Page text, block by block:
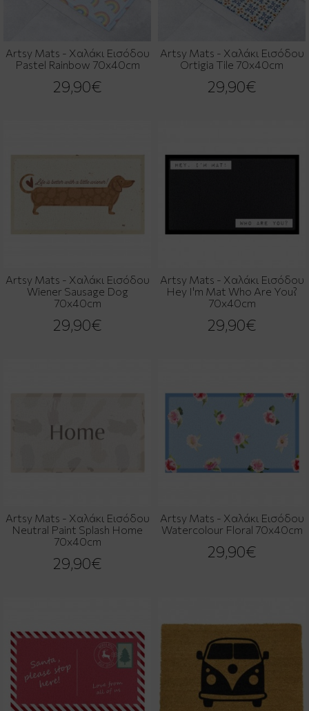
Artsy Mats - Χαλάκι Εισόδου
Pastel Rainbow 70x40cm
29,90€
Artsy Mats - Χαλάκι Εισόδου
Ortigia Tile 70x40cm
29,90€
Artsy Mats - Χαλάκι Εισόδου
Wiener Sausage Dog
70x40cm
29,90€
Artsy Mats - Χαλάκι Εισόδου
Hey I'm Mat Who Are You?
70x40cm
29,90€
Artsy Mats - Χαλάκι Εισόδου
Neutral Paint Splash Home
70x40cm
29,90€
Artsy Mats - Χαλάκι Εισόδου
Watercolour Floral 70x40cm
29,90€